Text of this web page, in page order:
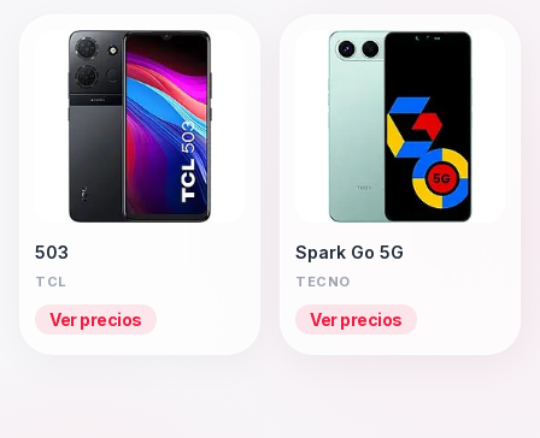
503
TCL
Ver precios
Spark Go 5G
TECNO
Ver precios